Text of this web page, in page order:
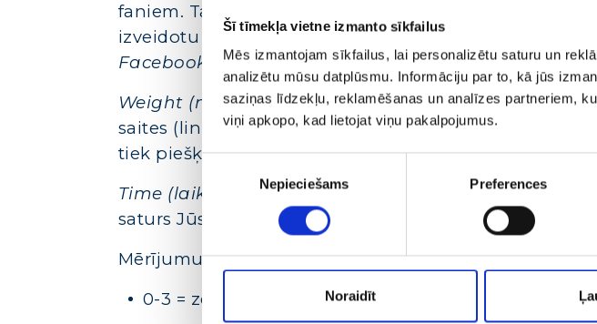
Šī tīmekļa vietne izmanto sīkfailus
Mēs izmantojam sīkfailus, lai personalizētu saturu un
analizētu mūsu datplūsmu. Informāciju par to, kā jūs
saziņas līdzekļu, reklamēšanas un analīzes partneriem,
viņi apkopo, kad lietojat viņu pakalpojumus.
Piekrišanas
Nepieciešams Preferences
Noraidīt
faniem. Tas ir, cik bieži Jūsu fans redz Jūsu lapu,
izveidotu ierakstu. Papildus tam tiek novērtēts, cik
Facebook
atalgo Jūs par attiecību veidošanu!
Weight (nozīmīgums)= vislielāko vērtība tiek
saites (linki), statusu atjauninājumi un tad aplikācijas.
tiek piešķirts lielāks svars kā tiem, kas veidoti ar
Time (laiks) = jo “svaigāks” ir Jūsu ieraksts, jo lielāks ir
saturs Jūsu fanu ziņu lentā saglabāsies ilgāku laika
Mērījumu relatīvie novērtējumi ir sekojoši:
0-3 = zem vidējā.